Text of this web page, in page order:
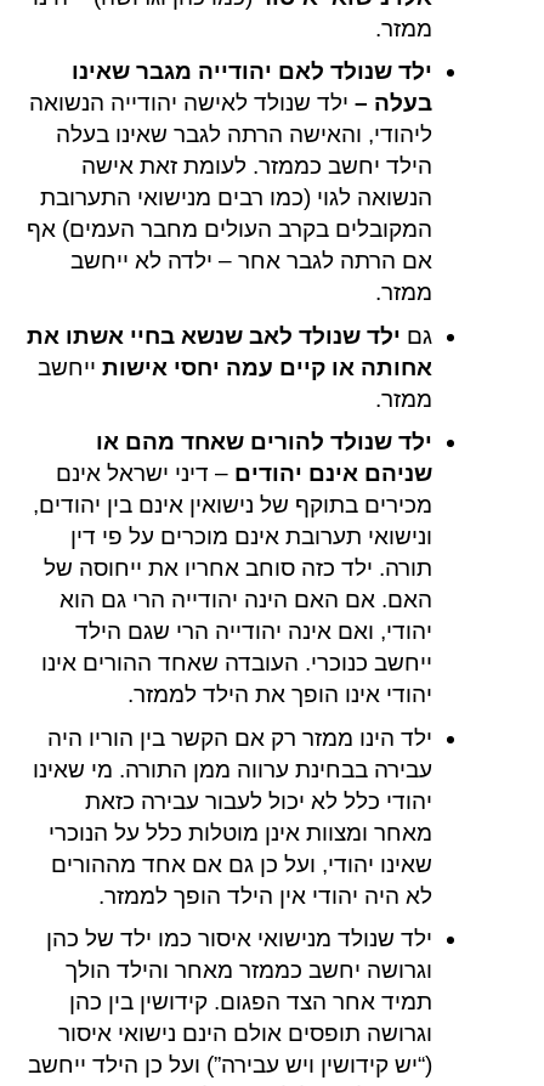
ממזר.
ילד שנולד לאם יהודייה מגבר שאינו
בעלה – ילד שנולד לאישה יהודייה הנשואה
ליהודי, והאישה הרתה לגבר שאינו בעלה
הילד יחשב כממזר. לעומת זאת אישה
הנשואה לגוי (כמו רבים מנישואי התערובת
המקובלים בקרב העולים מחבר העמים) אף
אם הרתה לגבר אחר – ילדה לא ייחשב
ממזר.
גם ילד שנולד לאב שנשא בחיי אשתו את
אחותה או קיים עמה יחסי אישות ייחשב
ממזר.
ילד שנולד להורים שאחד מהם או
שניהם אינם יהודים – דיני ישראל אינם
מכירים בתוקף של נישואין אינם בין יהודים,
ונישואי תערובת אינם מוכרים על פי דין
תורה. ילד כזה סוחב אחריו את ייחוסה של
האם. אם האם הינה יהודייה הרי גם הוא
יהודי, ואם אינה יהודייה הרי שגם הילד
ייחשב כנוכרי. העובדה שאחד ההורים אינו
יהודי אינו הופך את הילד לממזר.
ילד הינו ממזר רק אם הקשר בין הוריו היה
עבירה בבחינת ערווה ממן התורה. מי שאינו
יהודי כלל לא יכול לעבור עבירה כזאת
מאחר ומצוות אינן מוטלות כלל על הנוכרי
שאינו יהודי, ועל כן גם אם אחד מההורים
לא היה יהודי אין הילד הופך לממזר.
ילד שנולד מנישואי איסור כמו ילד של כהן
וגרושה יחשב כממזר מאחר והילד הולך
תמיד אחר הצד הפגום. קידושין בין כהן
וגרושה תופסים אולם הינם נישואי איסור
(“יש קידושין ויש עבירה”) ועל כן הילד ייחשב